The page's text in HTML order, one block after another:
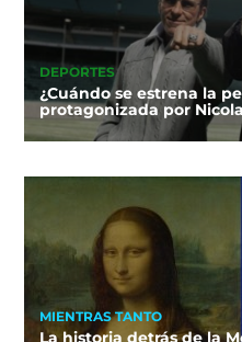
DEPORTES
¿Cuándo se estrena la
protagonizada por
MIENTRAS TANTO
La historia detrás de la